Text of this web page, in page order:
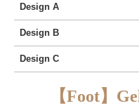
Design A
Design B
Design C
【Foot】